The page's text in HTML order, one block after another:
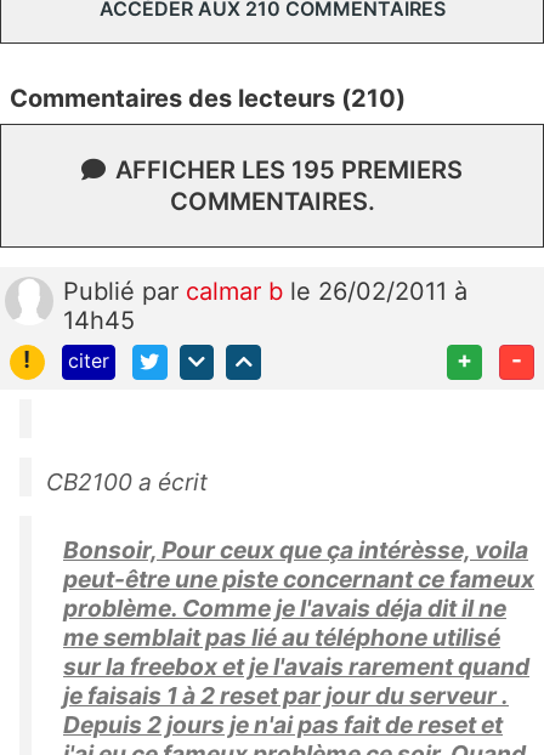
ACCÉDER AUX 210 COMMENTAIRES
Commentaires des lecteurs (210)
AFFICHER LES 195 PREMIERS
COMMENTAIRES.
Publié par calmar b le 26/02/2011 à
14h45
!
citer + -
CB2100 a écrit
Bonsoir, Pour ceux que ça intérèsse, voila
peut-être une piste concernant ce fameux
problème. Comme je l'avais déja dit il ne
me semblait pas lié au téléphone utilisé
sur la freebox et je l'avais rarement quand
je faisais 1 à 2 reset par jour du serveur .
Depuis 2 jours je n'ai pas fait de reset et